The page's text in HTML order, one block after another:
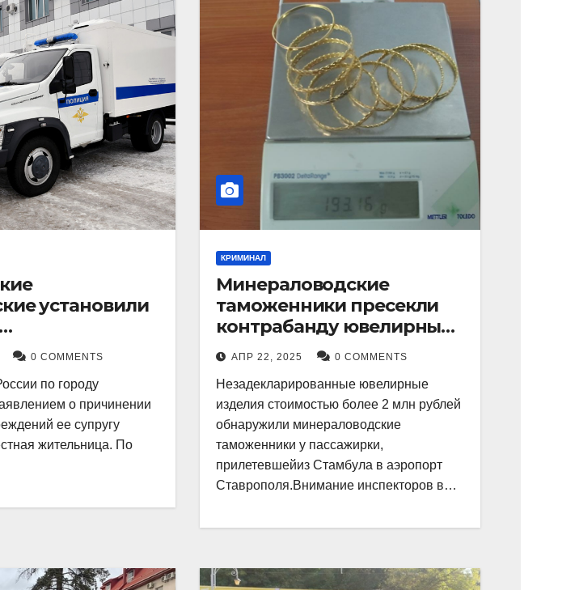
установили
телесные
местному
0 COMMENTS
по городу
о причинении
ее супругу
жительница. По
КРИМИНАЛ
Минераловодские
таможенники пресекли
контрабанду ювелирных
изделий на 2 млн рублей
АПР 22, 2025 0 COMMENTS
Незадекларированные ювелирные
изделия стоимостью более 2 млн рублей
обнаружили минераловодские
таможенники у пассажирки,
прилетевшейиз Стамбула в аэропорт
Ставрополя.Внимание инспекторов в…